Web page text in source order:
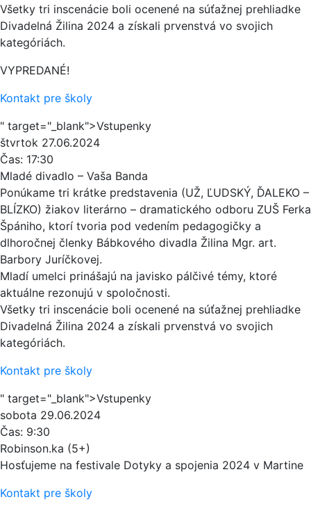
Všetky tri inscenácie boli ocenené na súťažnej prehliadke
Divadelná Žilina 2024 a získali prvenstvá vo svojich
kategóriách.
VYPREDANÉ!
Kontakt pre školy
" target="_blank">Vstupenky
štvrtok 27.06.2024
Čas: 17:30
Mladé divadlo – Vaša Banda
Ponúkame tri krátke predstavenia (UŽ, ĽUDSKÝ, ĎALEKO –
BLÍZKO) žiakov literárno – dramatického odboru ZUŠ Ferka
Špániho, ktorí tvoria pod vedením pedagogičky a
dlhoročnej členky Bábkového divadla Žilina Mgr. art.
Barbory Juríčkovej.
Mladí umelci prinášajú na javisko pálčivé témy, ktoré
aktuálne rezonujú v spoločnosti.
Všetky tri inscenácie boli ocenené na súťažnej prehliadke
Divadelná Žilina 2024 a získali prvenstvá vo svojich
kategóriách.
Kontakt pre školy
" target="_blank">Vstupenky
sobota 29.06.2024
Čas: 9:30
Robinson.ka (5+)
Hosťujeme na festivale Dotyky a spojenia 2024 v Martine
Kontakt pre školy